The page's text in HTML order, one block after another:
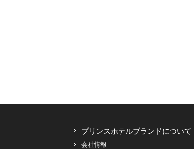
プリンスホテルブランドについて
会社情報